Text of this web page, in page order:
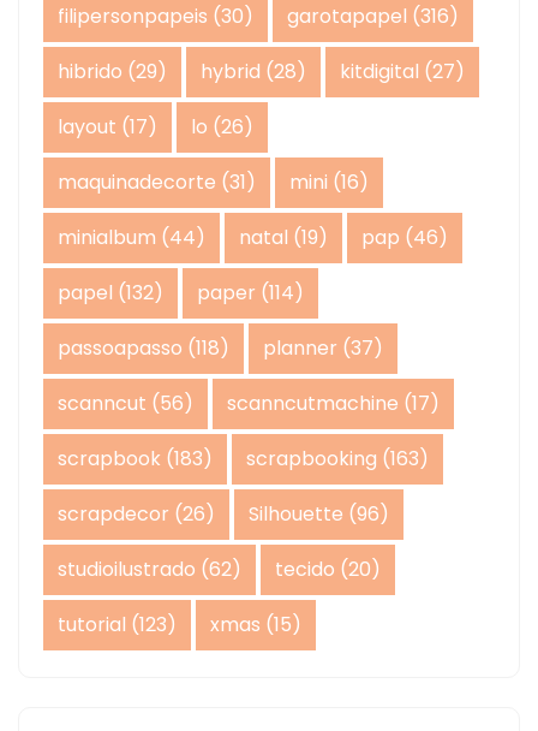
filipersonpapeis (30) garotapapel (316)
hibrido (29) hybrid (28) kitdigital (27)
layout (17) lo (26)
maquinadecorte (31) mini (16)
minialbum (44) natal (19) pap (46)
papel (132) paper (114)
passoapasso (118) planner (37)
scanncut (56) scanncutmachine (17)
scrapbook (183) scrapbooking (163)
scrapdecor (26) Silhouette (96)
studioilustrado (62) tecido (20)
tutorial (123) xmas (15)